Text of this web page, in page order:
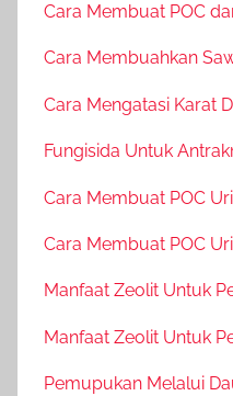
Cara Membuat POC
Cara Membuahkan
Cara Mengatasi Karat
Fungisida Untuk
Cara Membuat POC
Cara Membuat POC
Manfaat Zeolit Untuk
Manfaat Zeolit Untuk
Pemupukan Melalui